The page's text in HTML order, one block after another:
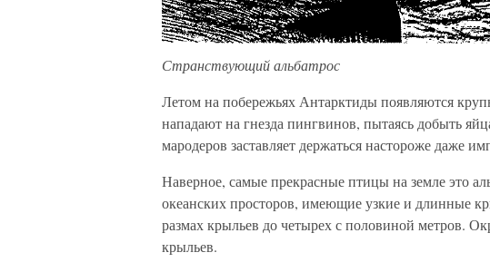
Странствующий альбатрос
Летом на побережьях Антарктиды появляются
нападают на гнезда пингвинов, пытаясь добыть
мародеров заставляет держаться настороже даже
Наверное, самые прекрасные птицы на земле это
океанских просторов, имеющие узкие и длинные
размах крыльев до четырех с половиной метров.
крыльев.